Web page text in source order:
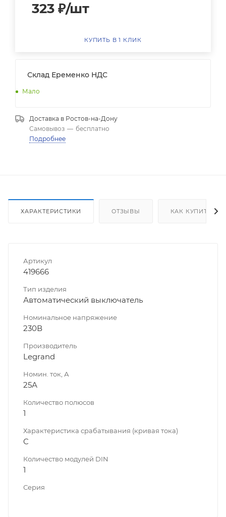
323 ₽/шт
КУПИТЬ В 1 КЛИК
Склад Еременко НДС
Мало
Доставка в Ростов-на-Дону
Самовывоз — бесплатно
Подробнее
ХАРАКТЕРИСТИКИ ОТЗЫВЫ КАК КУПИТЬ
Артикул
419666
Тип изделия
Автоматический выключатель
Номинальное напряжение
230В
Производитель
Legrand
Номин. ток, А
25А
Количество полюсов
1
Характеристика срабатывания (кривая тока)
C
Количество модулей DIN
1
Серия